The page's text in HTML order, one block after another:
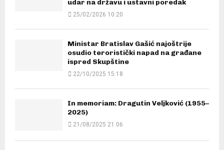
udar na državu i ustavni poredak
25/02/2026 10:20
Ministar Bratislav Gašić najoštrije
osudio teroristički napad na građane
ispred Skupštine
22/10/2025 15:18
In memoriam: Dragutin Veljković (1955–
2025)
21/08/2025 21:06